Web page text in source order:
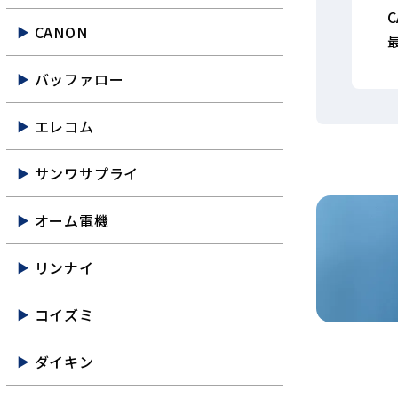
CANON
バッファロー
エレコム
サンワサプライ
オーム電機
リンナイ
コイズミ
ダイキン